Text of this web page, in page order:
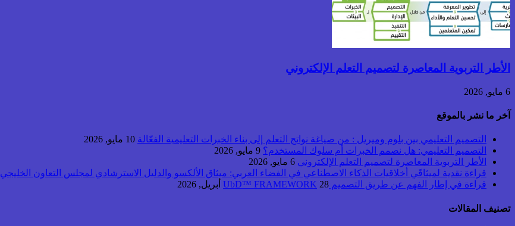
الأطر التربوية المعاصرة لتصميم التعلم الإلكتروني
6 مايو, 2026
آخر ما نشر بالموقع
التصميم التعليمي بين بلوم وميريل : من صياغة نواتج التعلم إلى بناء الخبرات التعليمية الفعّالة 10 مايو, 2026
التصميم التعليمي: هل نصمم الخبرات أم سلوك المستخدم؟ 9 مايو, 2026
الأطر التربوية المعاصرة لتصميم التعلم الإلكتروني 6 مايو, 2026
قراءة نقدية لميثاقَي أخلاقيات الذكاء الاصطناعي في الفضاء العربي: ميثاق الألكسو والدليل الاسترشادي لمجلس التعاون الخليجي
قراءة في إطار الفهم عن طريق التصميم UbD™ FRAMEWORK 28 أبريل, 2026
تصنيف المقالات